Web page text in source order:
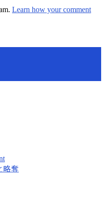
Learn how your comment
略奪